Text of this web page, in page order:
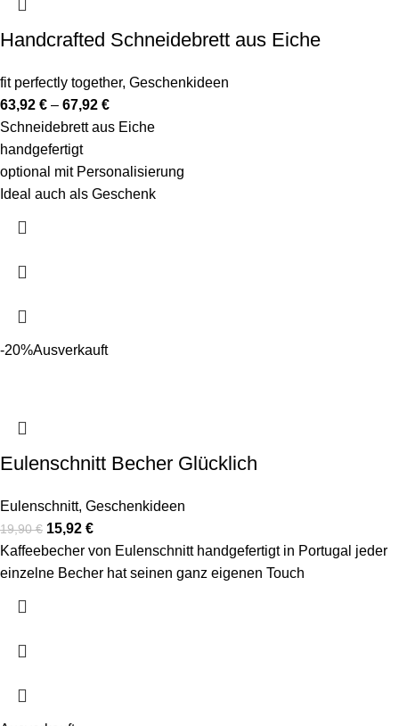
Handcrafted Schneidebrett aus Eiche
fit perfectly together, Geschenkideen
63,92 € – 67,92 €
Schneidebrett aus Eiche
handgefertigt
optional mit Personalisierung
Ideal auch als Geschenk
-20%Ausverkauft
Eulenschnitt Becher Glücklich
Eulenschnitt, Geschenkideen
19,90€ 15,92 €
Kaffeebecher von Eulenschnitt handgefertigt in Portugal jeder
einzelne Becher hat seinen ganz eigenen Touch